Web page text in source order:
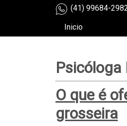
(41) 99684-
Inicio
Psicóloga
O que é
grosseira